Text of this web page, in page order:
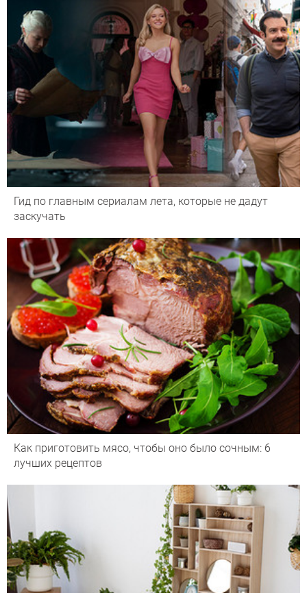
Гид по главным сериалам лета, которые не дадут
заскучать
Как приготовить мясо, чтобы оно было сочным: 6
лучших рецептов